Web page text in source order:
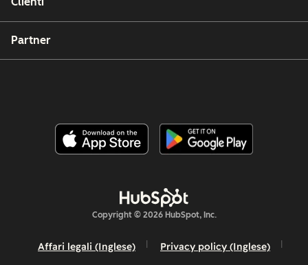
Partner
Copyright © 2026 HubSpot, Inc.
Affari legali (Inglese) Privacy policy (Inglese)